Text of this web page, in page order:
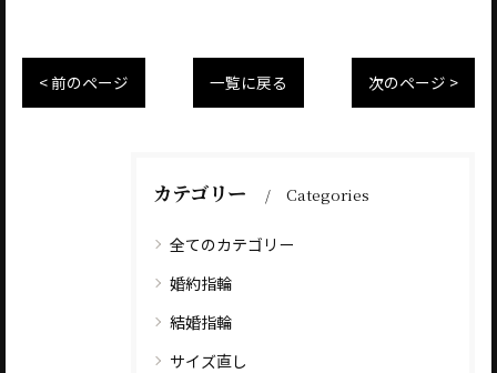
< 前のページ 一覧に戻る 次のページ >
カテゴリー Categories
全てのカテゴリー
婚約指輪
結婚指輪
サイズ直し